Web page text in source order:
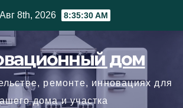
8th, 2026 8:35:31 AM
дом
ремонте, инновациях для
дома и участка